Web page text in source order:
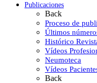
Publicaciones
Back
Proceso de
Últimos
Histórico
Vídeos
Neumoteca
Vídeos
Back